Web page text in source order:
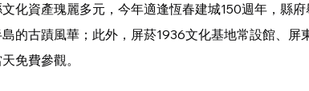
化資產瑰麗多元，今年適逢恆春建城150週年，縣
的古蹟風華；此外，屏菸1936文化基地常設館、屏
免費參觀。